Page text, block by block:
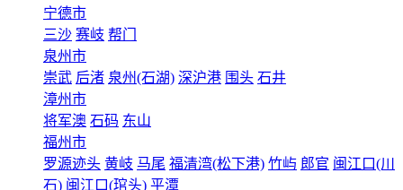
宁德市
三沙 赛岐 帮门
泉州市
崇武 后渚 泉州(石湖) 深沪港 围头 石井
漳州市
将军澳 石码 东山
福州市
罗源迹头 黄岐 马尾 福清湾(松下港) 竹屿 郎官 闽江口(川
石) 闽江口(琯头) 平潭